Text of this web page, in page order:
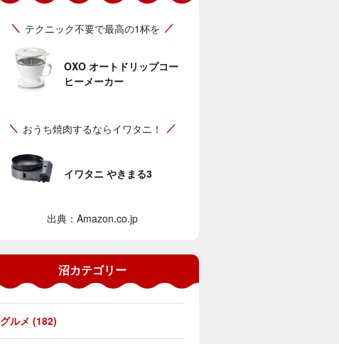
テクニック不要で最高の1杯を
OXO オートドリップコー
ヒーメーカー
おうち焼肉するならイワタニ！
イワタニ やきまる3
出典：Amazon.co.jp
沼カテゴリー
グルメ (182)